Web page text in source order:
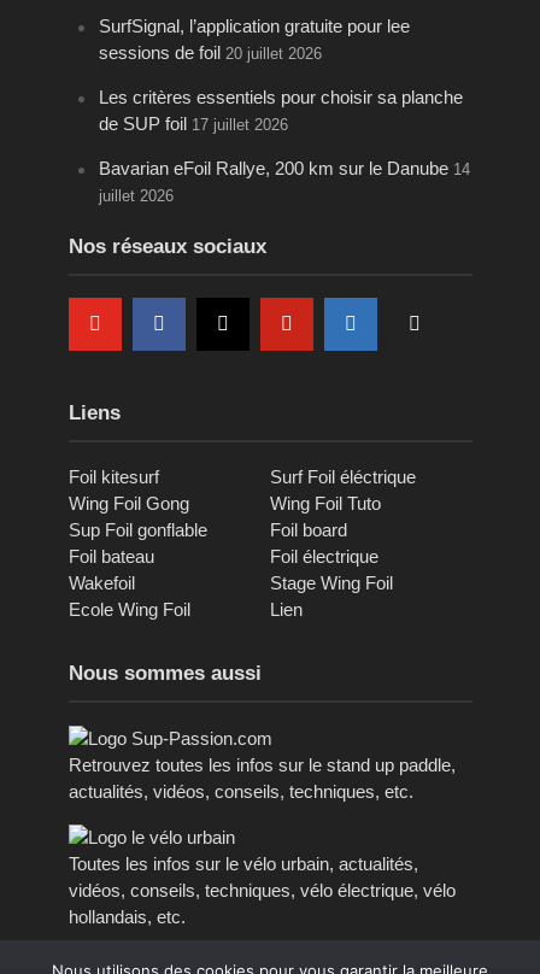
SurfSignal, l’application gratuite pour lee
sessions de foil 20 juillet 2026
Les critères essentiels pour choisir sa planche
de SUP foil 17 juillet 2026
Bavarian eFoil Rallye, 200 km sur le Danube 14
juillet 2026
Nos réseaux sociaux
Liens
Foil kitesurf
Surf Foil éléctrique
Wing Foil Gong
Wing Foil Tuto
Sup Foil gonflable
Foil board
Foil bateau
Foil électrique
Wakefoil
Stage Wing Foil
Ecole Wing Foil
Lien
Nous sommes aussi
Retrouvez toutes les infos sur le stand up paddle,
actualités, vidéos, conseils, techniques, etc.
Toutes les infos sur le vélo urbain, actualités,
vidéos, conseils, techniques, vélo électrique, vélo
hollandais, etc.